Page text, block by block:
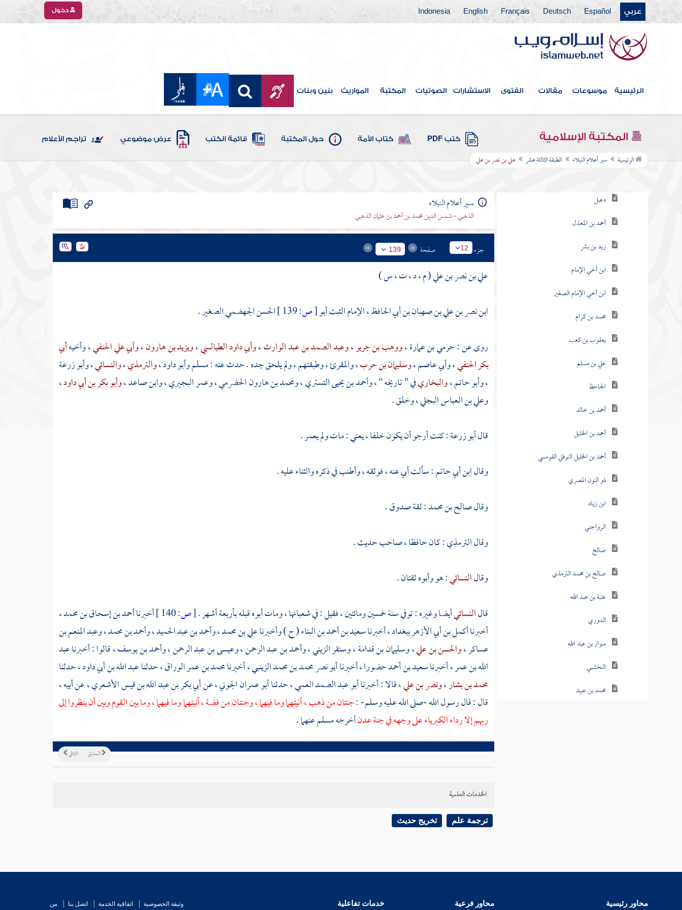
عربي Español
Deutsch
Français
English
Indonesia دخول
الرئيسية موسوعات مقالات الفتوى الاستشارات الصوتيات المكتبة المواريث بنين وبنات
المكتبة الإسلامية كتب PDF كتاب الأمة حول المكتبة قائمة الكتب عرض موضوعي تراجم الأعلام
الرئيسية سير أعلام النبلاء الطبقة الثالثة عشر علي بن نصر بن علي
الطبقة السادسة
الطبقة السابعة
الطبقة التاسعة
الطبقة العاشرة
الطبقة الحادية عشرة
الطبقة الثانية عشرة
الطبقة الثالثة عشر
دعبل
أحمد بن المعذل
زيد بن بشر
ابن أخي الإمام
ابن أخي الإمام الصغير
محمد بن كرام
يعقوب بن كعب
علي بن مسلم
الجاحظ
أحمد بن خالد
أحمد بن الخليل
أحمد بن الخليل النوفلي القومسي
ذو النون المصري
ابن زياد
الرواجني
صالح
صالح بن محمد الترمذي
عتبة بن عبد الله
الدوري
سوار بن عبد الله
النخشبي
محمد بن عبيد
سير أعلام النبلاء
الذهبي - شمس الدين محمد بن أحمد بن عثمان الذهبي
جزء 12 صفحة 139
علي بن نصر بن علي ( م ، د ، ت ، س )
ابن نصر بن علي بن صهبان بن أبي الحافظ ، الإمام الثبت أبو[ص:
الحسن الجهضمي الصغير .
روى عن :حرمي بن عمارة،ووهب بن جرير،وعبد الصمد بن عبد الوارث،وأبي داود الطيالسي،ويزيد بن هارون،وأبي علي الحنفي، وأخيهأبي
بكر الحنفي،وأبي عاصم،وسليمان بن حرب،والمقرئ، وطبقتهم ، ولم يلحق جده . حدث عنه :مسلموأبو داود،والترمذي،والنسائي،وأبو زرعة
،وأبو حاتم،والبخاريفي " تاريخه " ،وأحمد بن يحيى التستري،ومحمد بن هارون الحضرمي،وعمر البجيري،وابن صاعد،وأبو بكر بن أبي داود،
وعلي بن العباس البجلي، وخلق .
قالأبو زرعة: كنت أرجو أن يكون خلفا ، يعني : مات ولم يعمر .
وقالابن أبي حاتم: سألت أبي عنه ، فوثقه ، وأطنب في ذكره والثناء عليه .
وقالصالح بن محمد: ثقة صدوق .
وقالالترمذي: كان حافظا ، صاحب حديث .
وقالالنسائي: هو وأبوه ثقتان .
قالالنسائيأيضا وغيره : توفي سنة خمسين ومائتين ، فقيل : في شعبانها ، ومات أبوه قبله بأربعة أشهر .[ص:140 ] أخبرناأحمد بن إسحاق بن محمد،
أخبرناأكمل بن أبي الأزهرببغداد، أخبرناسعيد بن أحمد بن البناء( ح ) وأخبرناعلي بن محمد،وأحمد بن عبد الحميد،وأحمد بن محمد،وعبد المنعم بن
عساكر،والحسن بن علي،وسليمان بن قدامة،وسنقر الزيني،وأحمد بن عبد الرحمن،وعيسى بن عبد الرحمن،وأحمد بن يوسف، قالوا : أخبرناعبد
الله بن عمر، أخبرناسعيد بن أحمدحضورا ، أخبرناأبو نصر محمد بن محمد الزينبي، أخبرنامحمد بن عمر الوراق، حدثناعبد الله بن أبي داود، حدثنا
محمد بن بشار،ونصر بن علي، قالا : أخبرناأبو عبد الصمد العمي، حدثناأبو عمران الجوني، عنأبي بكر بن عبد الله بن قيس الأشعري، عن أبيه ،
قال : قال رسول الله -صلى الله عليه وسلم- :جنتان من ذهب ، آنيتهما وما فيهما ، وجنتان من فضة ، آنيتهما وما فيهما ، وما بين القوم وبين أن ينظروا إلى
ربهم إلا رداء الكبرياء على وجهه في جنة عدنأخرجهمسلمعنهما .
التالي السابق
الخدمات العلمية
ترجمة علم تخريج حديث
محاور رئيسية محاور فرعية خدمات تفاعلية وثيقة الخصوصية اتفاقية الخدمة اتصل بنا من